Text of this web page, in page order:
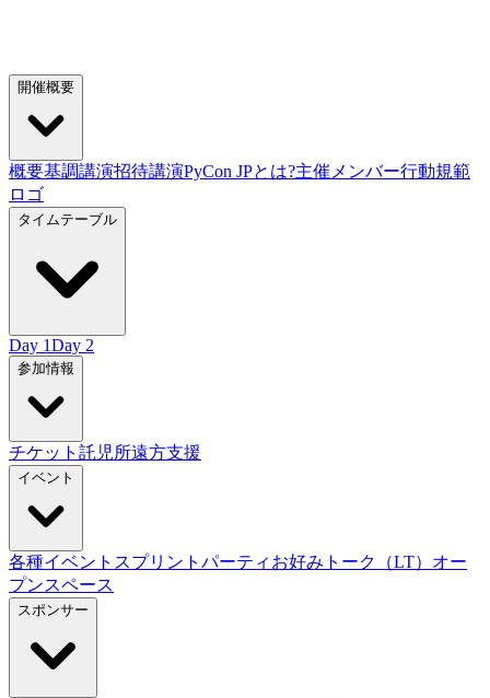
開催概要
概要基調講演招待講演PyCon JPとは?主催メンバー行動規範
ロゴ
タイムテーブル
Day 1Day 2
参加情報
チケット 託児所遠方支援
イベント
各種イベント スプリント パーティ お好みトーク（LT） オー
プンスペース
スポンサー